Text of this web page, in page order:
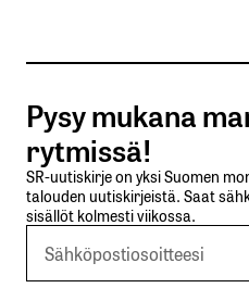
Tilaa
Lähetä kommentti
Pysy mukana
rytmissä!
SR-uutiskirje on yksi Suomen
talouden uutiskirjeistä. Saat
sisällöt kolmesti viikossa.